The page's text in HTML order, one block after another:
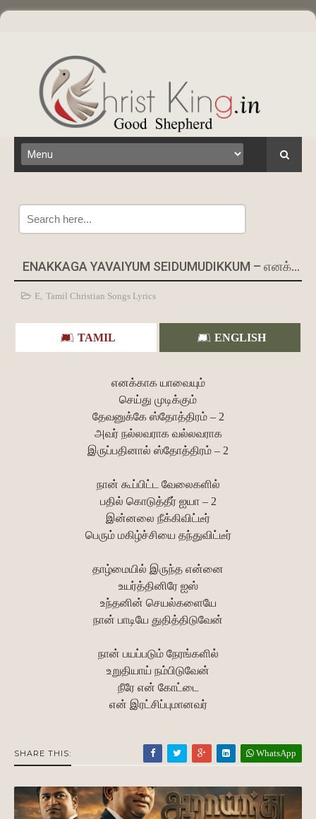
ENAKKAGA YAVAIYUM SEIDUMUDIKKUM – எனக்காக யாவையும் செய்து முடிக்கும்
E, Tamil Christian Songs Lyrics
TAMIL ENGLISH
எனக்காக யாவையும்
செய்து முடிக்கும்
தேவனுக்கே ஸ்தோத்திரம் – 2
அவர் நல்லவராக வல்லவராக
இருப்பதினால் ஸ்தோத்திரம் – 2
நான் கூப்பிட்ட வேலைகளில்
பதில் கொடுத்தீர் ஐயா – 2
இன்னலை நீக்கிவிட்டீர்
பெரும் மகிழ்ச்சியை தந்துவிட்டீர்
தாழ்மையில் இருந்த என்னை
உயர்த்தினிரே ஐஸ்
உந்தனின் செயல்களையே
நான் பாடியே துதித்திடுவேன்
நான் பயப்படும் நேரங்களில்
உறுதியாய் நம்பிடுவேன்
நீரே என் கோட்டை
என் இரட்சிப்புமானவர்
SHARE THIS: WhatsApp